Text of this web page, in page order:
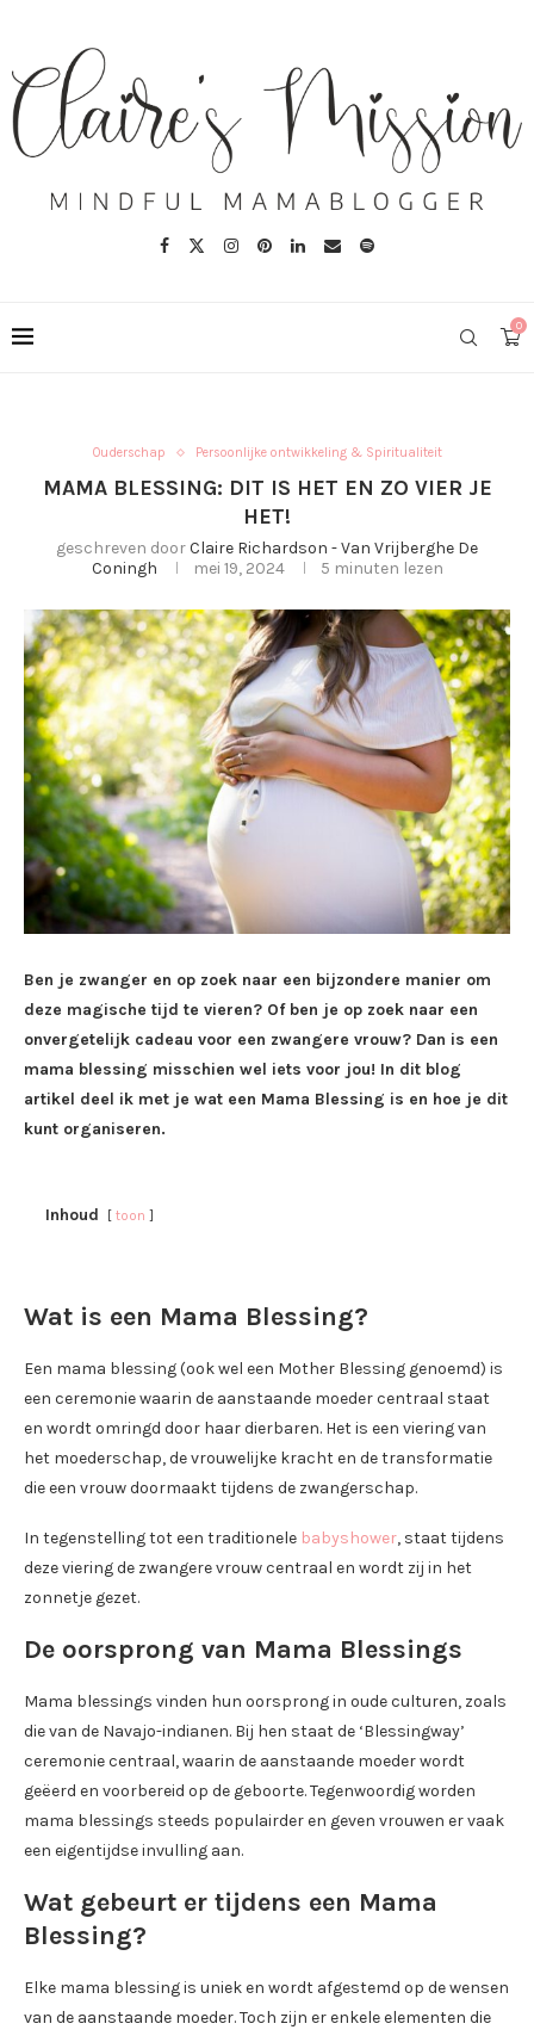
0
Ouderschap Persoonlijke ontwikkeling & Spiritualiteit
MAMA BLESSING: DIT IS HET EN ZO VIER JE
HET!
geschreven doorClaire Richardson - Van Vrijberghe De
Coningh
mei 19, 2024 5 minuten lezen
Ben je zwanger en op zoek naar een bijzondere manier om
deze magische tijd te vieren? Of ben je op zoek naar een
onvergetelijk cadeau voor een zwangere vrouw? Dan is een
mama blessing misschien wel iets voor jou! In dit blog
artikel deel ik met je wat een Mama Blessing is en hoe je dit
kunt organiseren.
Inhoud toon
Wat is een Mama Blessing?
Een mama blessing (ook wel een Mother Blessing genoemd) is
een ceremonie waarin de aanstaande moeder centraal staat
en wordt omringd door haar dierbaren. Het is een viering van
het moederschap, de vrouwelijke kracht en de transformatie
die een vrouw doormaakt tijdens de zwangerschap.
In tegenstelling tot een traditionele babyshower, staat tijdens
deze viering de zwangere vrouw centraal en wordt zij in het
zonnetje gezet.
De oorsprong van Mama Blessings
Mama blessings vinden hun oorsprong in oude culturen, zoals
die van de Navajo-indianen. Bij hen staat de ‘Blessingway’
ceremonie centraal, waarin de aanstaande moeder wordt
geëerd en voorbereid op de geboorte. Tegenwoordig worden
mama blessings steeds populairder en geven vrouwen er vaak
een eigentijdse invulling aan.
Wat gebeurt er tijdens een Mama
Blessing?
Elke mama blessing is uniek en wordt afgestemd op de wensen
van de aanstaande moeder. Toch zijn er enkele elementen die